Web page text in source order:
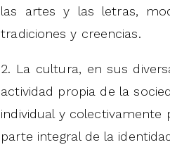
las artes y las letras,
tradiciones y creencias.
2. La cultura, en sus
actividad propia de la
individual y
parte integral de la